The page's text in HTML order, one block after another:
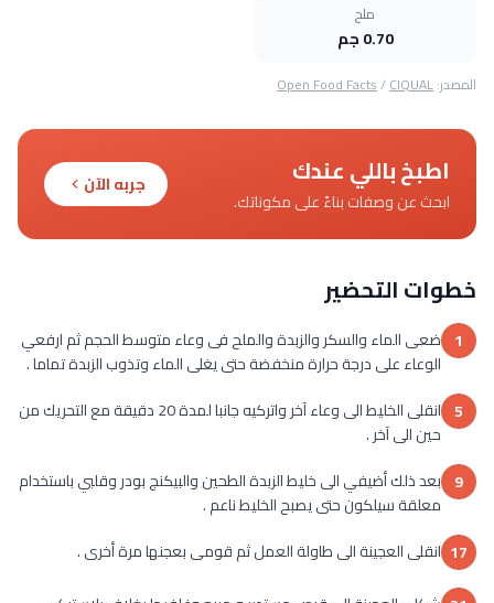
ملح
0.70 جم
المصدر: Open Food Facts/CIQUAL
اطبخ باللي عندك
ابحث عن وصفات بناءً على مكوناتك.
جربه الآن
خطوات التحضير
1 ضعى الماء والسكر والزبدة والملح فى وعاء متوسط الحجم ثم ارفعي
الوعاء على درجة حرارة منخفضة حتى يغلى الماء وتذوب الزبدة تماما .
5
انقلى الخليط الى وعاء آخر واتركيه جانبا لمدة 20 دقيقة مع التحريك من
حين الى آخر .
9 بعد ذلك أضيفي الى خليط الزبدة الطحين والبيكنج بودر وقلبي باستخدام
معلقة سيلكون حتى يصبح الخليط ناعم .
17 انقلى العجينة الى طاولة العمل ثم قومى بعجنها مرة أخرى .